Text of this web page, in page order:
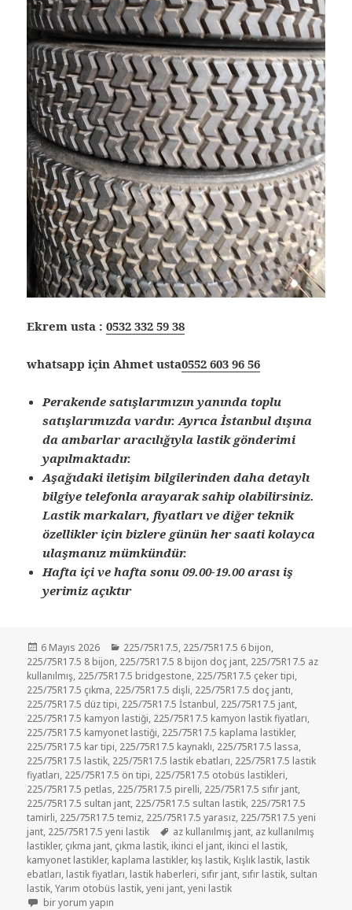
Ekrem usta :0532 332 59 38
whatsapp için Ahmet usta0552 603 96 56
Perakende satışlarımızın yanında toplu
satışlarımızda vardır. Ayrıca İstanbul dışına
da ambarlar aracılığıyla lastik gönderimi
yapılmaktadır.
Aşağıdaki iletişim bilgilerinden daha detaylı
bilgiye telefonla arayarak sahip olabilirsiniz.
Lastik markaları, fiyatları ve diğer teknik
özellikler için bizlere günün her saati kolayca
ulaşmanız mümkündür.
Hafta içi ve hafta sonu 09.00-19.00 arası iş
yerimiz açıktır
Yayın
tarihi
6 Mayıs 2026 Kategoriler
225/75R17.5, 225/75R17.5 6 bijon,
225/75R17.5 8 bijon, 225/75R17.5 8 bijon doç jant, 225/75R17.5 az
kullanılmış, 225/75R17.5 bridgestone, 225/75R17.5 çeker tipi,
225/75R17.5 çıkma, 225/75R17.5 dişli, 225/75R17.5 doç jantı,
225/75R17.5 düz tipi, 225/75R17.5 İstanbul, 225/75R17.5 jant,
225/75R17.5 kamyon lastiği, 225/75R17.5 kamyon lastik fiyatları,
225/75R17.5 kamyonet lastiği, 225/75R17.5 kaplama lastikler,
225/75R17.5 kar tipi, 225/75R17.5 kaynaklı, 225/75R17.5 lassa,
225/75R17.5 lastik, 225/75R17.5 lastik ebatları, 225/75R17.5 lastik
fiyatları, 225/75R17.5 ön tipi, 225/75R17.5 otobüs lastikleri,
225/75R17.5 petlas, 225/75R17.5 pirelli, 225/75R17.5 sıfır jant,
225/75R17.5 sultan jant, 225/75R17.5 sultan lastik, 225/75R17.5
tamirli, 225/75R17.5 temiz, 225/75R17.5 yarasız, 225/75R17.5 yeni
jant, 225/75R17.5 yeni lastik Etiketler
az kullanılmış jant, az kullanılmış
lastikler, çıkma jant, çıkma lastik, ikinci el jant, ikinci el lastik,
kamyonet lastikler, kaplama lastikler, kış lastik, Kışlık lastik, lastik
ebatları, lastik fiyatları, lastik haberleri, sıfır jant, sıfır lastik, sultan
lastik,Yarım otobüs lastik,yeni jant,yeni lastik
225-75R17.5 soğuk kaplama lastikler için
bir yorum yapın